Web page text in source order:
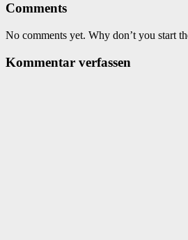
Comments
No comments yet. Why don’t you start
Kommentar verfassen